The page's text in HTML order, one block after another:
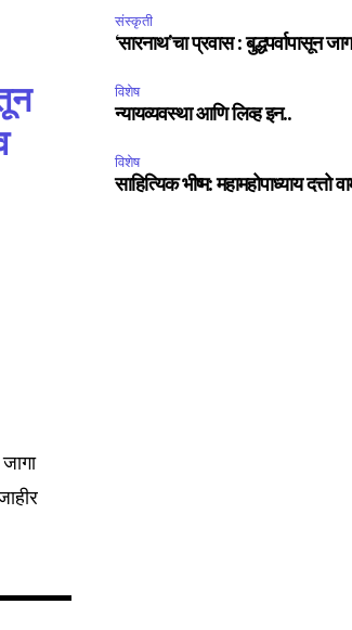
SUBSCRIBE
accept the Privacy Policy
संस्कृती
‘सारनाथ’चा प्रवास : बुद्धपर्वापासून
विशेष
न्यायव्यवस्था आणि लिव्ह इन..
विशेष
साहित्यिक भीष्म: महामहोपाध्याय दत्तो